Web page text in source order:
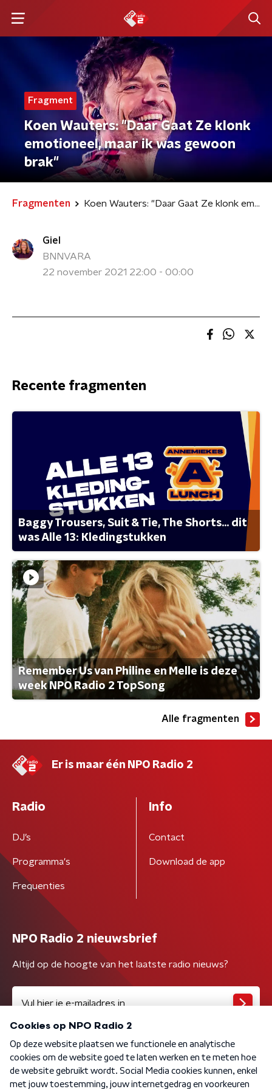
Fragment
Koen Wauters: "Daar Gaat Ze klonk
emotioneel, maar ik was gewoon
brak"
Fragmenten Koen Wauters: "Daar Gaat Ze klonk emotioneel, maar ik was gewoon brak"
Giel
BNNVARA
22 november 2021 22:00 - 00:00
Recente fragmenten
Baggy Trousers, Suit & Tie, The Shorts... dit
was Alle 13: Kledingstukken
Remember Us van Philine en Melle is deze
week NPO Radio 2 TopSong
Alle fragmenten
Er is maar één NPO Radio 2
Radio
DJ’s
Programma's
Frequenties
Info
Contact
Download de app
NPO Radio 2 nieuwsbrief
Altijd op de hoogte van het laatste radio nieuws?
Algemene voorwaarden